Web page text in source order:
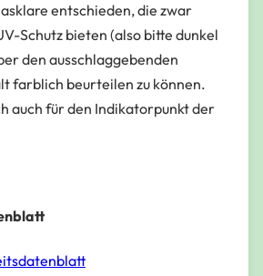
entschieden, die zwar
Schutz bieten (also bitte dunkel
den ausschlaggebenden
farblich beurteilen zu können.
auch für den Indikatorpunkt der